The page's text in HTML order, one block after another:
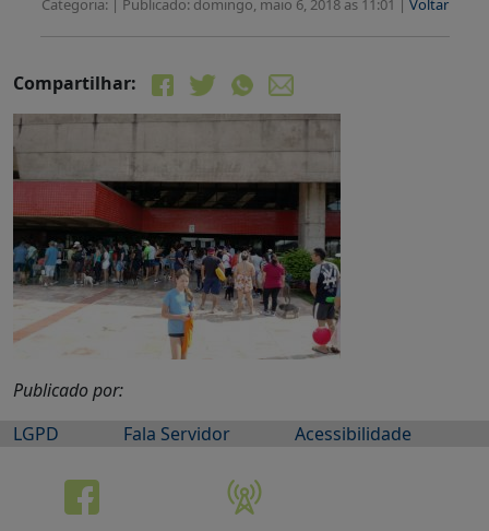
Categoria: | Publicado: domingo, maio 6, 2018 as 11:01 | Voltar
Compartilhar:
Publicado por:
LGPD
Fala Servidor Acessibilidade